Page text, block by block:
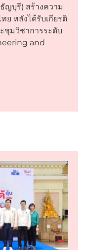
ญบุรี) สร้างความ
ย หลังได้รับเกียรติ
ชุมวิชาการระดับ
and